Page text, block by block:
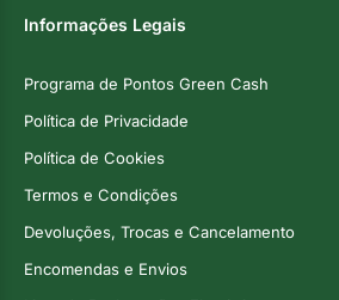
Informações Legais
Programa de Pontos Green Cash
Política de Privacidade
Política de Cookies
Termos e Condições
Devoluções, Trocas e Cancelamento
Encomendas e Envios